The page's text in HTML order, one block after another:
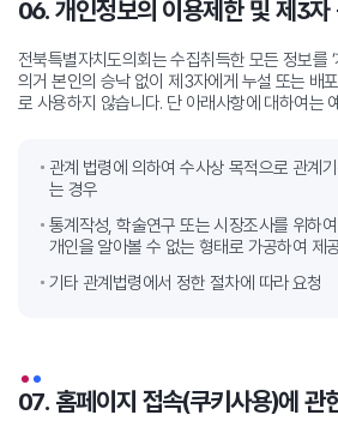
06. 개인정보의 이용제한 및 제3자
전북특별자치도의회는 수집취득한 모든 정보를 ‘
의거 본인의 승낙 없이 제3자에게 누설 또는 배
로 사용하지 않습니다. 단 아래사항에 대하여는
관계 법령에 의하여 수사상 목적으로 관계
는 경우
통계작성, 학술연구 또는 시장조사를 위하
개인을 알아볼 수 없는 형태로 가공하여 제
기타 관계법령에서 정한 절차에 따라 요청
07. 홈페이지 접속(쿠키사용)에 관